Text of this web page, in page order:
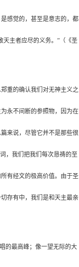
感觉的，甚至是意志的，都
天主者应尽的义务。”（《圣
重的确认我们对无神主义之
永不间断的参照物，因为在
来说，尽管它并不是那些很
，我们把我们每次恳祷的至
有经文的极高价值。由于圣
存有中，我们是和天主最亲
的最高峰；像一望无际的大